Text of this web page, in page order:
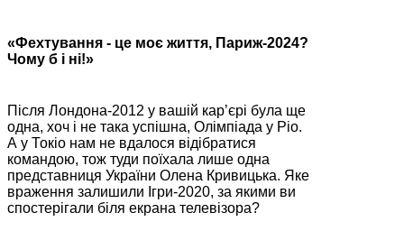
«Фехтування - це моє життя, Париж-2024?
Чому б і ні!»
Після Лондона-2012 у вашій кар’єрі була ще
одна, хоч і не така успішна, Олімпіада у Ріо.
А у Токіо нам не вдалося відібратися
командою, тож туди поїхала лише одна
представниця України Олена Кривицька. Яке
враження залишили Ігри-2020, за якими ви
спостерігали біля екрана телевізора?